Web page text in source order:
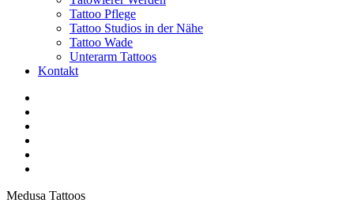
Tattoo Pflege
Tattoo Studios in der Nähe
Tattoo Wade
Unterarm Tattoos
Kontakt
Medusa Tattoos